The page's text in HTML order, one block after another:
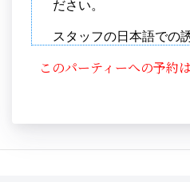
このパーティーへの予約